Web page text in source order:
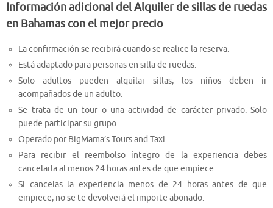
Información adicional del Alquiler de sillas de ruedas
en Bahamas con el mejor precio
La confirmación se recibirá cuando se realice la reserva.
Está adaptado para personas en silla de ruedas.
Solo adultos pueden alquilar sillas, los niños deben ir
acompañados de un adulto.
Se trata de un tour o una actividad de carácter privado. Solo
puede participar su grupo.
Operado por BigMama’s Tours and Taxi.
Para recibir el reembolso íntegro de la experiencia debes
cancelarla al menos 24 horas antes de que empiece.
Si cancelas la experiencia menos de 24 horas antes de que
empiece, no se te devolverá el importe abonado.